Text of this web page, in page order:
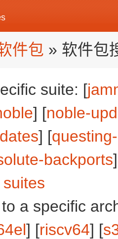
件包 » 软件包
suite: [
] [noble-
] [
backports
suites
a specific
] [riscv64] [